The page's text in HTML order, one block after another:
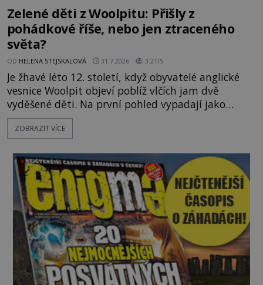
Zelené děti z Woolpitu: Přišly z
pohádkové říše, nebo jen ztraceného
světa?
OD HELENA STEJSKALOVÁ 31.7.2026 3.2TIS
Je žhavé léto 12. století, když obyvatelé anglické
vesnice Woolpit objeví poblíž vlčích jam dvě
vyděšené děti. Na první pohled vypadají jako
každé jiné, až na jednu děsivou výjimku. Jejich
kůže má nazelenalý odstín, mluví
kromě syrových bobů. Příběh se rychle stává
jednou z největších záhad středověké Anglie a ani
po téměř devíti stech letech není
ZOBRAZIT VÍCE